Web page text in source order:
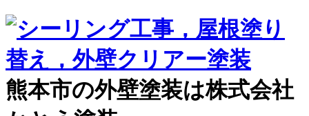
熊本市の外壁塗装は株式会社